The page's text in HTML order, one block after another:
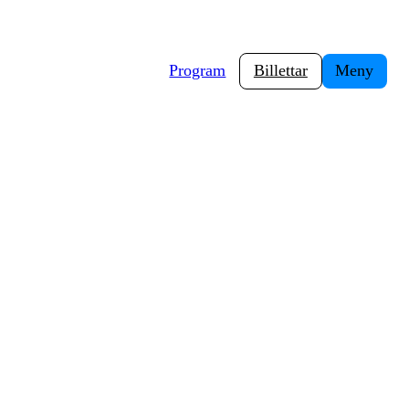
Program Billettar Meny